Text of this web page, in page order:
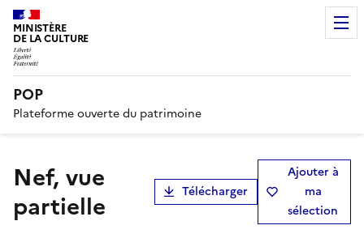
MINISTÈRE
DE LA CULTURE
POP
Plateforme ouverte du patrimoine
nef, vue
partielle
Télécharger
Ajouter à
ma
sélection